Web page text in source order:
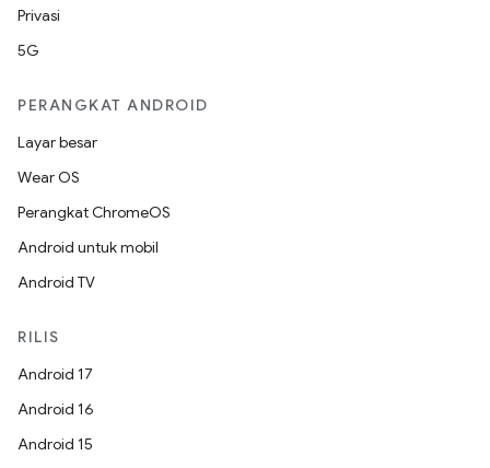
Privasi
5G
PERANGKAT ANDROID
Layar besar
Wear OS
Perangkat ChromeOS
Android untuk mobil
Android TV
RILIS
Android 17
Android 16
Android 15